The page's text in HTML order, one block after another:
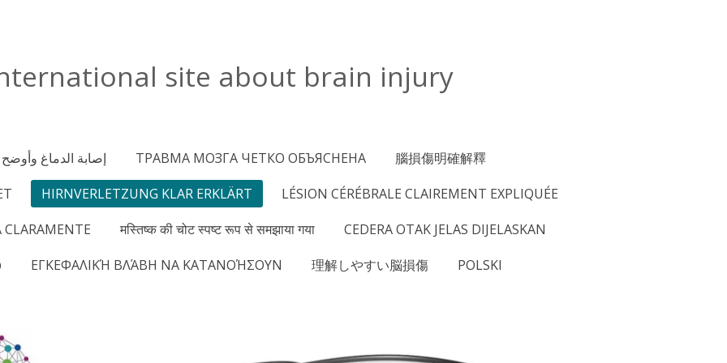
site about brain injury
إصابة الدماغ ТРАВМА МОЗГА ЧЕТКО ОБЪЯСНЕНА
腦損傷明確解釋
HIRNVERLETZUNG KLAR ERKLÄRT
LÉSION CÉRÉBRALE CLAIREMENT EXPLIQUÉE
CLARAMENTE
मस्तिष्क की चोट स्पष्ट रूप से समझाया गया
CEDERA OTAK JELAS DIJELASKAN
ΕΓΚΕΦΑΛΙΚΉ ΒΛΆΒΗ ΝΑ ΚΑΤΑΝΟΉΣΟΥΝ 理解しやすい脳損傷 POLSKI